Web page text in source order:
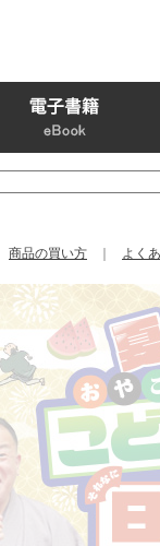
商品の買い方 よく